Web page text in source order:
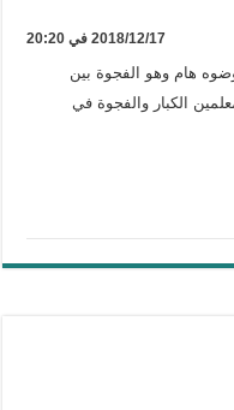
2018/12/17 في 20:20
هام وهو الفجوة بين
الكبار والفجوة في